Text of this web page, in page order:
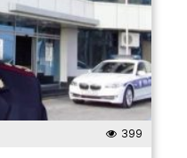
399